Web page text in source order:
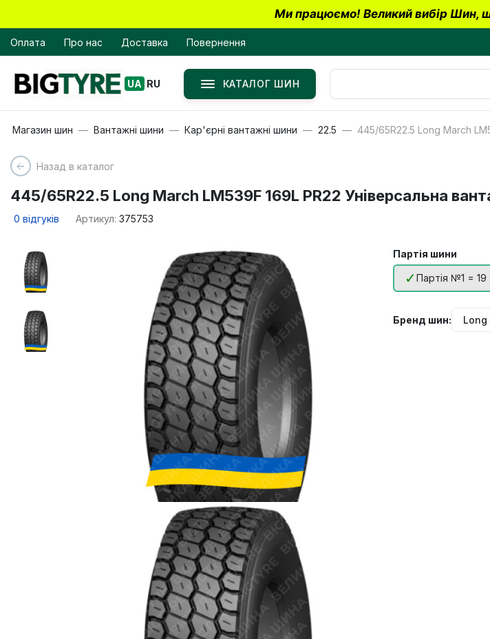
Ми працюємо! Великий вибір Шин,
Оплата Про нас Доставка Повернення
UA RU КАТАЛОГ ШИН
Магазин шин Вантажні шини Кар'єрні вантажні шини 22.5 445/65R22.5 Long March
Назад в каталог
445/65R22.5 Long March LM539F 169L PR22 Універсальна
0 відгуків Артикул: 375753
Партія шини
Партія №1 = 19
Бренд шин: Long